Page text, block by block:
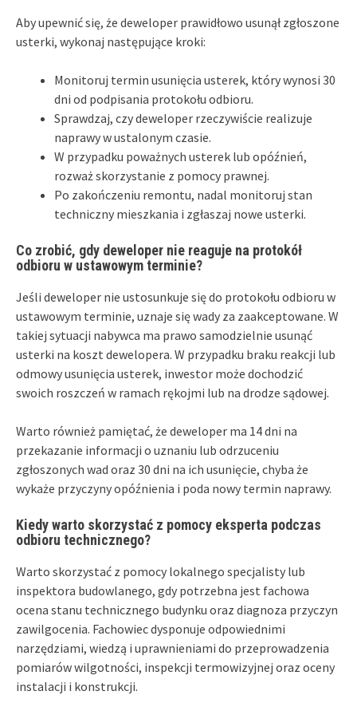
Aby upewnić się, że deweloper prawidłowo usunął zgłoszone
usterki, wykonaj następujące kroki:
Monitoruj termin usunięcia usterek, który wynosi 30
dni od podpisania protokołu odbioru.
Sprawdzaj, czy deweloper rzeczywiście realizuje
naprawy w ustalonym czasie.
W przypadku poważnych usterek lub opóźnień,
rozważ skorzystanie z pomocy prawnej.
Po zakończeniu remontu, nadal monitoruj stan
techniczny mieszkania i zgłaszaj nowe usterki.
Co zrobić, gdy deweloper nie reaguje na protokół
odbioru w ustawowym terminie?
Jeśli deweloper nie ustosunkuje się do protokołu odbioru w
ustawowym terminie, uznaje się wady za zaakceptowane. W
takiej sytuacji nabywca ma prawo samodzielnie usunąć
usterki na koszt dewelopera. W przypadku braku reakcji lub
odmowy usunięcia usterek, inwestor może dochodzić
swoich roszczeń w ramach rękojmi lub na drodze sądowej.
Warto również pamiętać, że deweloper ma 14 dni na
przekazanie informacji o uznaniu lub odrzuceniu
zgłoszonych wad oraz 30 dni na ich usunięcie, chyba że
wykaże przyczyny opóźnienia i poda nowy termin naprawy.
Kiedy warto skorzystać z pomocy eksperta podczas
odbioru technicznego?
Warto skorzystać z pomocy lokalnego specjalisty lub
inspektora budowlanego, gdy potrzebna jest fachowa
ocena stanu technicznego budynku oraz diagnoza przyczyn
zawilgocenia. Fachowiec dysponuje odpowiednimi
narzędziami, wiedzą i uprawnieniami do przeprowadzenia
pomiarów wilgotności, inspekcji termowizyjnej oraz oceny
instalacji i konstrukcji.